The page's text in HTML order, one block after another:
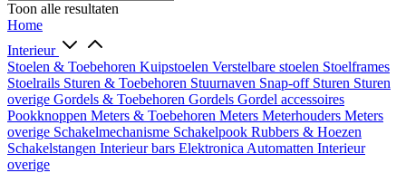
Toon alle resultaten
Home
Interieur
Stoelen & Toebehoren Kuipstoelen Verstelbare stoelen Stoelframes
Stoelrails Sturen & Toebehoren Stuurnaven Snap-off Sturen Sturen
overige Gordels & Toebehoren Gordels Gordel accessoires
Pookknoppen Meters & Toebehoren Meters Meterhouders Meters
overige Schakelmechanisme Schakelpook Rubbers & Hoezen
Schakelstangen Interieur bars Elektronica Automatten Interieur
overige